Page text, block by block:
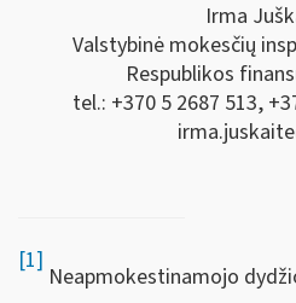
Irma
Valstybinė mokesčių
Respublikos
tel.: +370 5 2687 513,
[1]
Neapmokestinamojo